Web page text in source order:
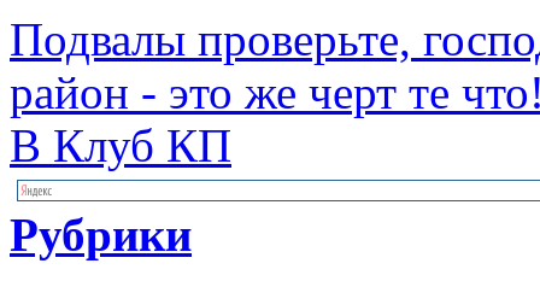
Подвалы проверьте,
район - это же черт те
В Клуб КП
Рубрики